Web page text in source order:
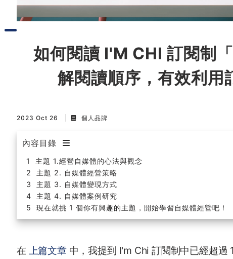
如何閱讀 I'M CHI 訂閱制
解閱讀順序，有效利用
2023 Oct 26 個人品牌
內容目錄
主題 1.經營自媒體的心法與觀念
主題 2. 自媒體經營策略
主題 3. 自媒體變現方式
主題 4. 自媒體案例研究
現在就挑 1 個你有興趣的主題，開始學習自媒體經營吧！
在 上篇文章中，我提到 I'm Chi 訂閱制中已經超過